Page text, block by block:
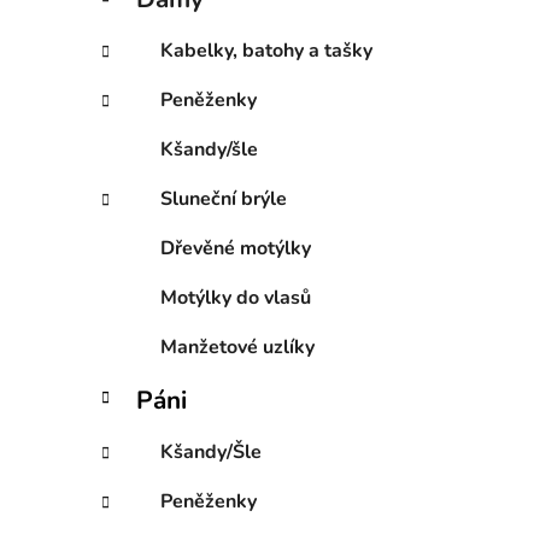
p
a
e
e
o
i
Kabelky, batohy a tašky
Peněženky
Kšandy/šle
Sluneční brýle
Dřevěné motýlky
Motýlky do vlasů
Manžetové uzlíky
Páni
Kšandy/Šle
Peněženky